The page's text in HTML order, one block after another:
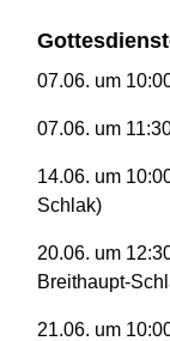
07.06. um
07.06. um
14.06. um
Schlak)
20.06. um
Breithaupt-
21.06. um